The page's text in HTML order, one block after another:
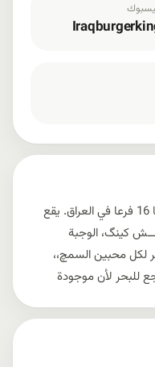
مطعم برگر كينگ منذ عام 1954، لديها 16 فرعا في العراق. يقع
كينگ، الوجبة
لكل محبين السمچ،،
للبحر لأن موجودة